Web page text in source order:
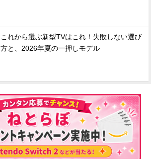
これから選ぶ新型TVはこれ！失敗しない選び
方と、2026年夏の一押しモデル